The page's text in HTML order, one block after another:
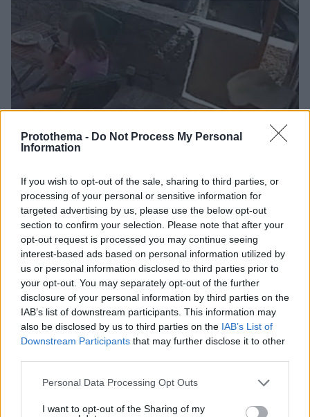
Protothema - Do Not Process My Personal
Information
If you wish to opt-out of the sale, sharing to third parties, or
processing of your personal or sensitive information for
targeted advertising by us, please use the below opt-out
section to confirm your selection. Please note that after your
opt-out request is processed you may continue seeing
interest-based ads based on personal information utilized by
us or personal information disclosed to third parties prior to
your opt-out. You may separately opt-out of the further
disclosure of your personal information by third parties on the
IAB’s list of downstream participants. This information may
also be disclosed by us to third parties on the IAB’s List of
Downstream Participants that may further disclose it to other
Please note that this website/app uses one or more Google
not limited to your visit or usage behaviour. You may click to
Personal Data Processing Opt Outs
I want to opt-out of the Sharing of my
«Πόσα θέλεις για το κορίτσι;»: Τουρίστας στην
Κρήτη ζητά... τιμή για να ασελγήσει σε ανήλικη, τι
καταγγέλλει ο ιδιοκτήτης επιχείρησης
07.08.2026, 18:22